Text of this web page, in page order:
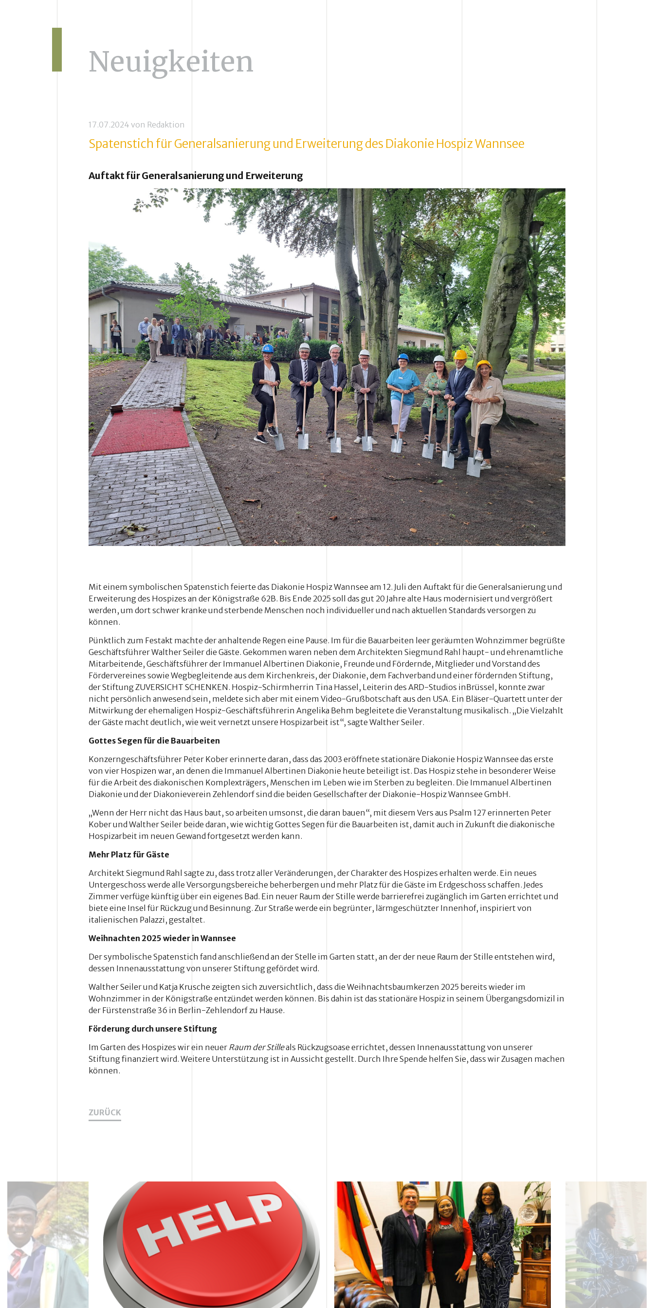
Neuigkeiten
17.07.2024 von Redaktion
Spatenstich für Generalsanierung und Erweiterung des Diakonie Hospiz Wannsee
Auftakt für Generalsanierung und Erweiterung
Mit einem symbolischen Spatenstich feierte das Diakonie Hospiz Wannsee am 12. Juli den Auftakt für die Generalsanierung und
Erweiterung des Hospizes an der Königstraße 62B. Bis Ende 2025 soll das gut 20 Jahre alte Haus modernisiert und vergrößert
werden, um dort schwer kranke und sterbende Menschen noch individueller und nach aktuellen Standards versorgen zu
können.
Pünktlich zum Festakt machte der anhaltende Regen eine Pause. Im für die Bauarbeiten leer geräumten Wohnzimmer begrüßte
Geschäftsführer Walther Seiler die Gäste. Gekommen waren neben dem Architekten Siegmund Rahl haupt- und ehrenamtliche
Mitarbeitende, Geschäftsführer der Immanuel Albertinen Diakonie, Freunde und Fördernde, Mitglieder und Vorstand des
Fördervereines sowie Wegbegleitende aus dem Kirchenkreis, der Diakonie, dem Fachverband und einer fördernden Stiftung,
der Stiftung ZUVERSICHT SCHENKEN. Hospiz-Schirmherrin Tina Hassel, Leiterin des ARD-Studios inBrüssel, konnte zwar
nicht persönlich anwesend sein, meldete sich aber mit einem Video-Grußbotschaft aus den USA. Ein Bläser-Quartett unter der
Mitwirkung der ehemaligen Hospiz-Geschäftsführerin Angelika Behm begleitete die Veranstaltung musikalisch. „Die Vielzahlt
der Gäste macht deutlich, wie weit vernetzt unsere Hospizarbeit ist“, sagte Walther Seiler.
Gottes Segen für die Bauarbeiten
Konzerngeschäftsführer Peter Kober erinnerte daran, dass das 2003 eröffnete stationäre Diakonie Hospiz Wannsee das erste
von vier Hospizen war, an denen die Immanuel Albertinen Diakonie heute beteiligt ist. Das Hospiz stehe in besonderer Weise
für die Arbeit des diakonischen Komplexträgers, Menschen im Leben wie im Sterben zu begleiten. Die Immanuel Albertinen
Diakonie und der Diakonieverein Zehlendorf sind die beiden Gesellschafter der Diakonie-Hospiz Wannsee GmbH.
„Wenn der Herr nicht das Haus baut, so arbeiten umsonst, die daran bauen“, mit diesem Vers aus Psalm 127 erinnerten Peter
Kober und Walther Seiler beide daran, wie wichtig Gottes Segen für die Bauarbeiten ist, damit auch in Zukunft die diakonische
Hospizarbeit im neuen Gewand fortgesetzt werden kann.
Mehr Platz für Gäste
Architekt Siegmund Rahl sagte zu, dass trotz aller Veränderungen, der Charakter des Hospizes erhalten werde. Ein neues
Untergeschoss werde alle Versorgungsbereiche beherbergen und mehr Platz für die Gäste im Erdgeschoss schaffen. Jedes
Zimmer verfüge künftig über ein eigenes Bad. Ein neuer Raum der Stille werde barrierefrei zugänglich im Garten errichtet und
biete eine Insel für Rückzug und Besinnung. Zur Straße werde ein begrünter, lärmgeschützter Innenhof, inspiriert von
italienischen Palazzi, gestaltet.
Weihnachten 2025 wieder in Wannsee
Der symbolische Spatenstich fand anschließend an der Stelle im Garten statt, an der der neue Raum der Stille entstehen wird,
dessen Innenausstattung von unserer Stiftung gefördet wird.
Walther Seiler und Katja Krusche zeigten sich zuversichtlich, dass die Weihnachtsbaumkerzen 2025 bereits wieder im
Wohnzimmer in der Königstraße entzündet werden können. Bis dahin ist das stationäre Hospiz in seinem Übergangsdomizil in
der Fürstenstraße 36 in Berlin-Zehlendorf zu Hause.
Förderung durch unsere Stiftung
Im Garten des Hospizes wir ein neuer Raum der Stilleals Rückzugsoase errichtet, dessen Innenausstattung von unserer
Stiftung finanziert wird. Weitere Unterstützung ist in Aussicht gestellt. Durch Ihre Spende helfen Sie, dass wir Zusagen machen
können.
ZURÜCK